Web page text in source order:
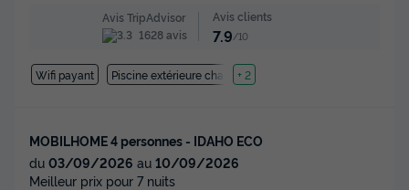
Avis TripAdvisor
1628 avis
Avis clients
7.9 /10
Wifi payant Piscine extérieure chauffée
+ 2
MOBILHOME 4 personnes - IDAHO ECO
du 03/09/2026 au 10/09/2026
Meilleur prix pour 7 nuits